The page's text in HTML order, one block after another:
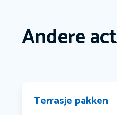
Andere
Terrasje pakken